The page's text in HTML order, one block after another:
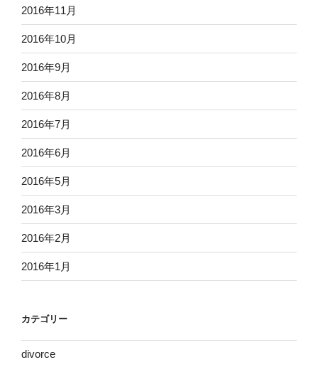
2016年11月
2016年10月
2016年9月
2016年8月
2016年7月
2016年6月
2016年5月
2016年3月
2016年2月
2016年1月
カテゴリー
divorce